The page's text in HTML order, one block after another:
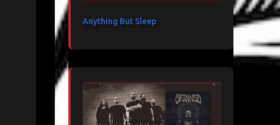
Anything But Sleep